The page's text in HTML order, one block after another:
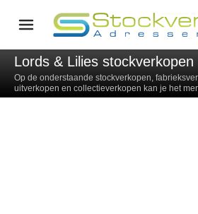
Lords & Lilies stockverkopen
Op de onderstaande stockverkopen,
uitverkopen en collectieverkopen kan je het